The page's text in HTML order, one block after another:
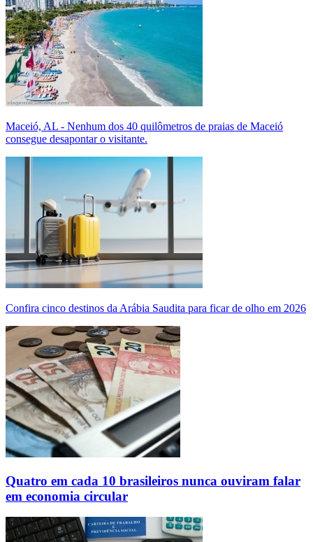
Maceió, AL - Nenhum dos 40 quilômetros de praias de Maceió
consegue desapontar o visitante.
Confira cinco destinos da Arábia Saudita para ficar de olho em 2026
Quatro em cada 10 brasileiros nunca ouviram falar
em economia circular